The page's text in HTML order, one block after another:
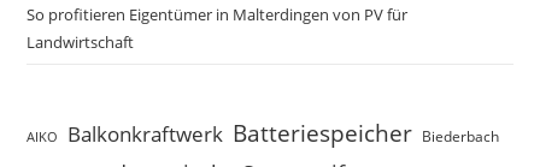
So profitieren Eigentümer in Malterdingen von PV für
Landwirtschaft
AIKO Balkonkraftwerk Batteriespeicher Biederbach